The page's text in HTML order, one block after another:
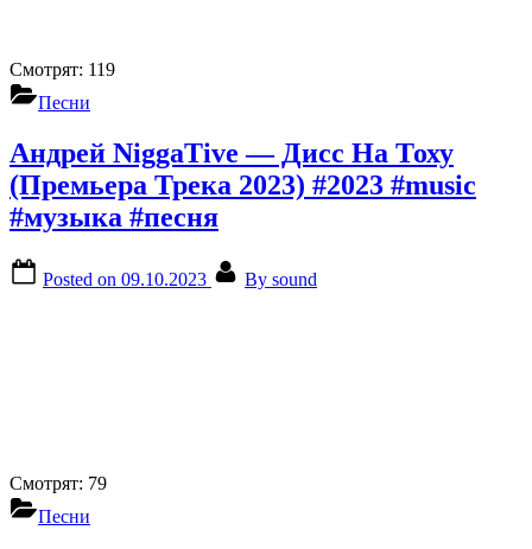
Смотрят: 119
Песни
Андрей NiggaTive — Дисс На Тоху
(Премьера Трека 2023) #2023 #music
#музыка #песня
Posted on 09.10.2023 By sound
Смотрят: 79
Песни